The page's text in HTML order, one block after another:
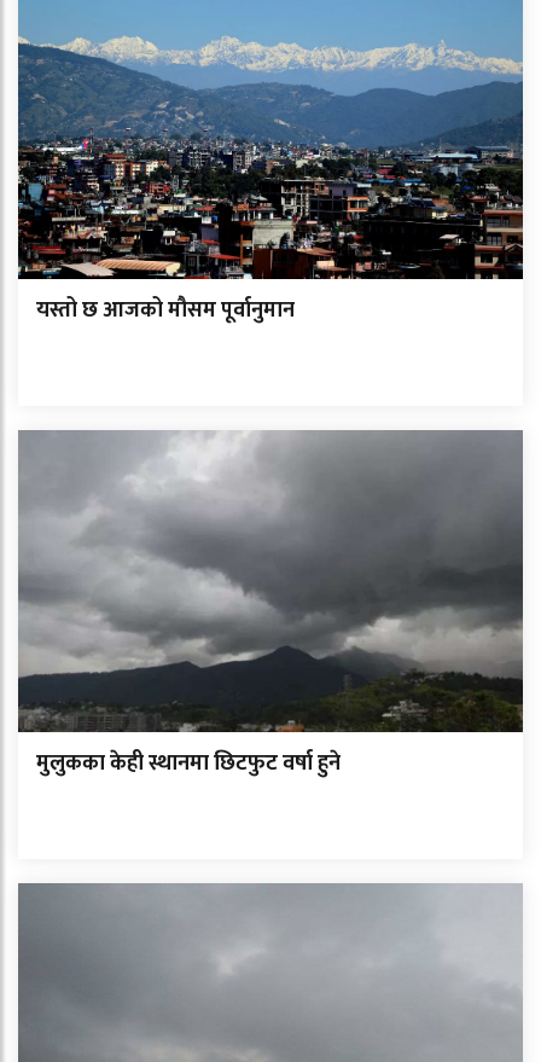
यस्तो छ आजको मौसम पूर्वानुमान
मुलुकका केही स्थानमा छिटफुट वर्षा हुने